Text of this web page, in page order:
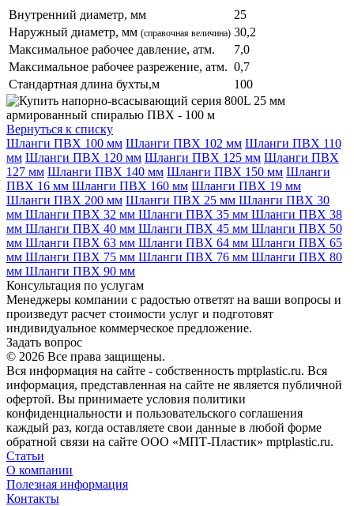
Внутренний диаметр, мм
25
Наружный диаметр, мм (справочная величина) 30,2
Максимальное рабочее давление, атм.
7,0
Максимальное рабочее разрежение, атм. 0,7
Стандартная длина бухты,м
100
Вернуться к списку
Шланги ПВХ 100 мм Шланги ПВХ 102 мм Шланги ПВХ 110
мм Шланги ПВХ 120 мм Шланги ПВХ 125 мм Шланги ПВХ
127 мм Шланги ПВХ 140 мм Шланги ПВХ 150 мм Шланги
ПВХ 16 мм Шланги ПВХ 160 мм Шланги ПВХ 19 мм
Шланги ПВХ 200 мм Шланги ПВХ 25 мм Шланги ПВХ 30
мм Шланги ПВХ 32 мм Шланги ПВХ 35 мм Шланги ПВХ 38
мм Шланги ПВХ 40 мм Шланги ПВХ 45 мм Шланги ПВХ 50
мм Шланги ПВХ 63 мм Шланги ПВХ 64 мм Шланги ПВХ 65
мм Шланги ПВХ 75 мм Шланги ПВХ 76 мм Шланги ПВХ 80
мм Шланги ПВХ 90 мм
Консультация по услугам
Менеджеры компании с радостью ответят на ваши вопросы и
произведут расчет стоимости услуг и подготовят
индивидуальное коммерческое предложение.
Задать вопрос
© 2026 Все права защищены.
Вся информация на сайте - собственность mptplastic.ru. Вся
информация, представленная на сайте не является публичной
офертой. Вы принимаете условия политики
конфиденциальности и пользовательского соглашения
каждый раз, когда оставляете свои данные в любой форме
обратной связи на сайте ООО «МПТ-Пластик» mptplastic.ru.
Статьи
О компании
Полезная информация
Контакты